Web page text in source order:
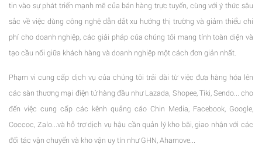
tin vào sự phát triển mạnh mẽ của bán hàng trực tuyến, cùng với ý thức sâu
sắc về việc dùng công nghệ dẫn dắt xu hướng thị trường và giảm thiểu chi
phí cho doanh nghiệp, các giải pháp của chúng tôi mang tính toàn diện và
tạo cầu nối giữa khách hàng và doanh nghiệp một cách đơn giản nhất.
Phạm vi cung cấp dịch vụ của chúng tôi trải dài từ việc đưa hàng hóa lên
các sàn thương mại điện tử hàng đầu như Lazada, Shopee, Tiki, Sendo... cho
đến việc cung cấp các kênh quảng cáo Chin Media, Facebook, Google,
Coccoc, Zalo...và hỗ trợ dịch vụ hậu cần quản lý kho bãi, giao nhận với các
đối tác vận chuyển và kho vận uy tín như GHN, Ahamove...